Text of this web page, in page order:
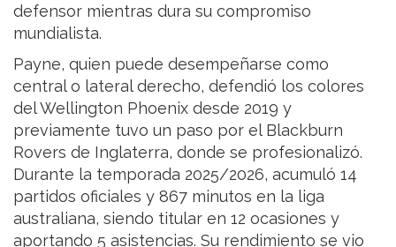
defensor mientras dura su compromiso
mundialista.
Payne, quien puede desempeñarse como
central o lateral derecho, defendió los colores
del Wellington Phoenix desde 2019 y
previamente tuvo un paso por el Blackburn
Rovers de Inglaterra, donde se profesionalizó.
Durante la temporada 2025/2026, acumuló 14
partidos oficiales y 867 minutos en la liga
australiana, siendo titular en 12 ocasiones y
aportando 5 asistencias. Su rendimiento se vio